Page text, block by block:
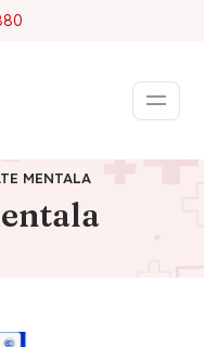
MENTALA